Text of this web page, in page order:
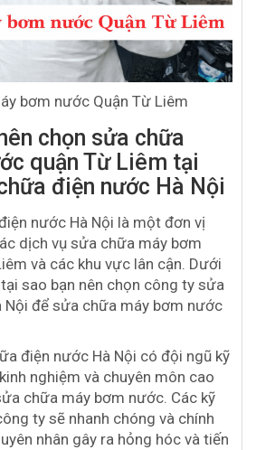
bơm nước Quận Từ Liêm
chọn sửa chữa
quận Từ Liêm tại
điện nước Hà Nội
nước Hà Nội là một đơn vị
dịch vụ sửa chữa máy bơm
và các khu vực lân cận. Dưới
sao bạn nên chọn công ty sửa
Nội để sửa chữa máy bơm nước
điện nước Hà Nội có đội ngũ kỹ
nghiệm và chuyên môn cao
chữa máy bơm nước. Các kỹ
ty sẽ nhanh chóng và chính
nhân gây ra hỏng hóc và tiến